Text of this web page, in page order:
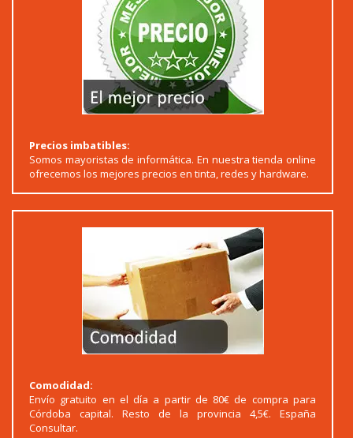
Precios imbatibles:
Somos mayoristas de informática. En nuestra tienda online
ofrecemos los mejores precios en tinta, redes y hardware.
Comodidad:
Envío gratuito en el día a partir de 80€ de compra para
Córdoba capital. Resto de la provincia 4,5€. España
Consultar.